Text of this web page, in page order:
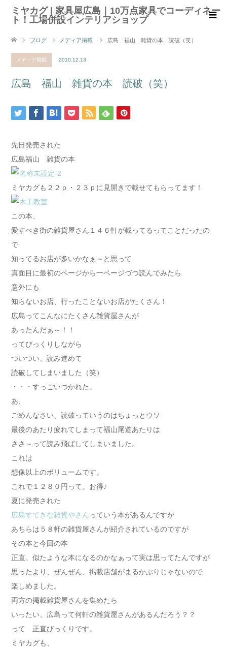
ミヤカグ | 家具屋広島｜10万点家具でコーディネー
ト！工場併設インテリアショップ
ブログ メディア掲載 広島 福山 雑貨の本 読破（笑）
メディア掲載 2010.12.13
広島 福山 雑貨の本 読破（笑）
先日発売された
広島福山 雑貨の本
ミヤカグも２２ｐ・２３ｐに見開きで載せてもらってます！
この本、
愛すべき街の雑貨屋さん１４６軒が載ってるってことだったの
で
知ってるお店が多いかなぁ～と思って
真面目に最初のページから一ページづつ読んでみたら
意外にも
知らないお店、行ったことないお店がたくさん！
広島ってこんなにたくさん雑貨屋さんが
あったんだぁ～！！
ってびっくりしながら
ついつい、読み進めて
読破してしまいました（笑）
・・・すっごいつかれた。
あ、
ごめんなさい、読破っていうのはちょっとウソ
最後のあたり疲れてしまって福山尾道あたりは
ささ～って読み飛ばしてしまいました。
これは
想像以上のボリュームです。
これで１２８０円って。お得♪
夏に発売された
広島すてきな雑貨やさんっていう本があるんですが
あちらは５８軒の雑貨屋さんが紹介されているのですが
その本と今回の本
正直、似たような本になるのかなぁって実は思ってたんですが
思ったより、ぜんぜん、掲載店舗がまるかぶりじゃないので
楽しめました。
両方の掲載雑貨屋さんを集めたら
いったい、広島って何軒の雑貨屋さんがあるんだろう？？
って 正直びっくりです。
ミヤカグも、